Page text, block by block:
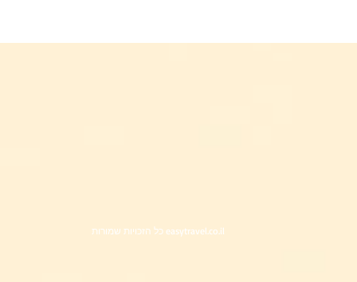
כל הזכויות שמורות easytravel.co.il